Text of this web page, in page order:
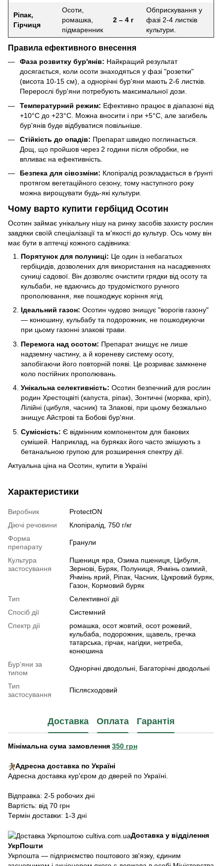
Ріпак,
Гірчиця
Осоти,
ромашка,
підмаренник
2 – 4 г
Обприскування у
фазі 2-4 листків
культури.
Правила ефективного внесення
Фаза розвитку бур'янів: Найкращий результат
досягається, коли осоти знаходяться у фазі "розетки"
(висота 10-15 см), а однорічні бур'яни мають 2-6 листків.
Перерослі бур'яни потребують максимальної дози.
Температурний режим: Ефективно працює в діапазоні від
+10°C до +23°C. Можна вносити і при +5°C, але загибель
бур'янів буде відбуватися повільніше.
Стійкість до опадів: Препарат швидко поглинається.
Дощ, що пройшов через 2 години після обробки, не
впливає на ефективність.
Безпека для сівозміни: Клопіралід розкладається в ґрунті
протягом вегетаційного сезону, тому наступного року
можна вирощувати будь-які культури.
Чому варто купити гербіцид Осотин
Осотин займає унікальну нішу на ринку засобів захисту рослин
завдяки своїй спеціалізації та м'якості до культур. Ось чому він
має бути в аптечці кожного садівника:
Порятунок для полуниці: Це один із небагатьох
гербіцидів, дозволених для використання на насадженнях
суниці садової. Він дозволяє очистити грядки від осоту та
кульбаби, не вдаючись до трудомісткого ручного
прополювання, яке пошкоджує коріння ягід.
Ідеальний газон: Осотин чудово знищує "ворогів газону"
— конюшину, кульбабу та подорожник, не пошкоджуючи
при цьому газонні злакові трави.
Перемога над осотом: Препарат знищує не лише
надземну частину, а й кореневу систему осоту,
запобігаючи його повторній появі. Це розриває замкнене
коло постійних прополювань.
Унікальна селективність: Осотин безпечний для рослин
родин Хрестоцвіті (капуста, ріпак), Зонтичні (морква, кріп),
Лілійні (цибуля, часник) та Злакові, при цьому безжально
знищує Айстрові та Бобові бур'яни.
Сумісність: Є відмінним компонентом для бакових
сумішей. Наприклад, на буряках його часто змішують з
бетанальною групою для розширення спектру дії.
Актуальна ціна на Осотин, купити в Україні
Характеристики
Виробник
ProtectON
Діючі речовини
Клопіралід, 750 г/кг
Форма
препарату
Гранули
Культура
застосування
Пшениця яра, Озима пшениця, Цибуля,
Зернові, Буряк, Полуниця, Ячмінь озимий,
Ячмінь ярий, Ріпак, Часник, Цукровий буряк,
Газон, Кормовий буряк
Тип
Селективної дії
Спосіб дії
Системний
Спектр дії
ромашка, осот жовтий, осот рожевий,
кульбаба, подорожник, щавель, гречка
татарська, гірчак, нагідки, нетреба,
конюшина
Бур'яни за
типом
Однорічні дводольні, Багаторічні дводольні
Тип
застосування
Післясходовий
Доставка Оплата Гарантія
Мінімальна сума замовлення 350 грн
Адресна доставка по Україні
Адресна доставка кур'єром до дверей по Україні.
Відправка: 2-5 робочих дні
Вартість: від 70 грн
Термін доставки: 1-3 дні
Доставка у відділення
УкрПошти
Укрпошта — підприємство поштового зв'язку, єдиним